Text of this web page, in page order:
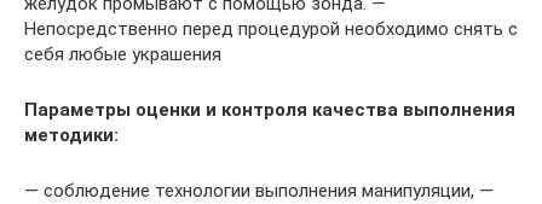
Непосредственно перед процедурой необходимо снять с
себя любые украшения
Параметры оценки и контроля качества выполнения
методики:
— соблюдение технологии выполнения манипуляции, —